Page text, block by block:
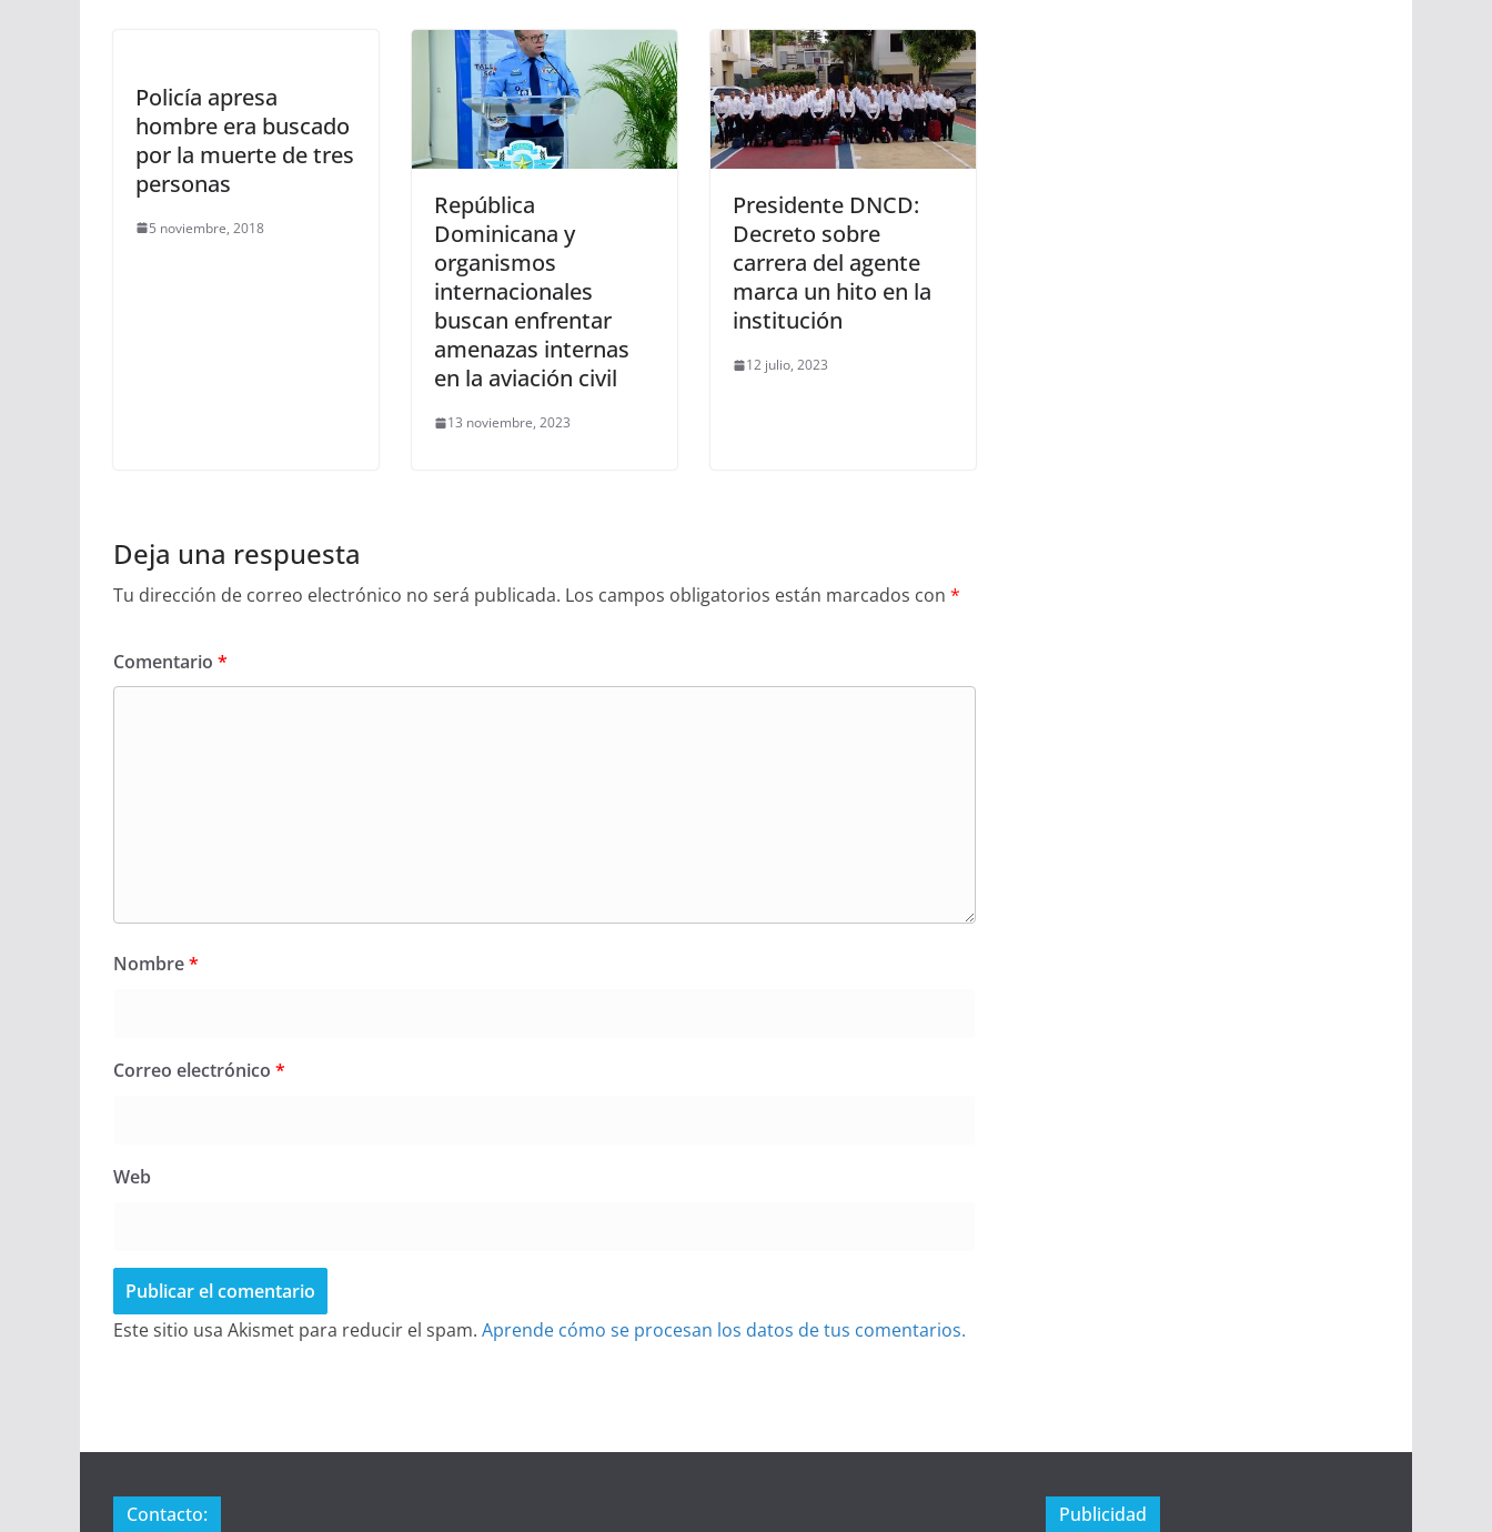
Policía apresa
hombre era buscado
por la muerte de tres
personas
5 noviembre, 2018
República
Dominicana y
organismos
internacionales
buscan enfrentar
amenazas internas
en la aviación civil
13 noviembre, 2023
Presidente DNCD:
Decreto sobre
carrera del agente
marca un hito en la
institución
12 julio, 2023
Deja una respuesta
Tu dirección de correo electrónico no será publicada. Los campos obligatorios están marcados con *
Comentario *
Nombre*
Correo electrónico *
Web
Este sitio usa Akismet para reducir el spam. Aprende cómo se procesan los datos de tus comentarios.
Contacto: Publicidad